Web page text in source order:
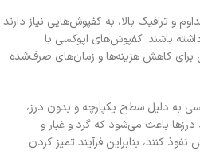
و ترافیک بالا، به کفپوش‌هایی نیاز دارند
داشته باشند. کفپوش‌های اپوکسی با
برای کاهش هزینه‌ها و زمان‌های صرف‌شده
به دلیل سطح یکپارچه و بدون درز،
باعث می‌شود که گرد و غبار و
کنند، بنابراین فرآیند تمیز کردن